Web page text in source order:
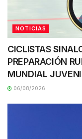
NOTICIAS
CICLISTAS
PREPARACIÓN
MUNDIAL
06/08/2026